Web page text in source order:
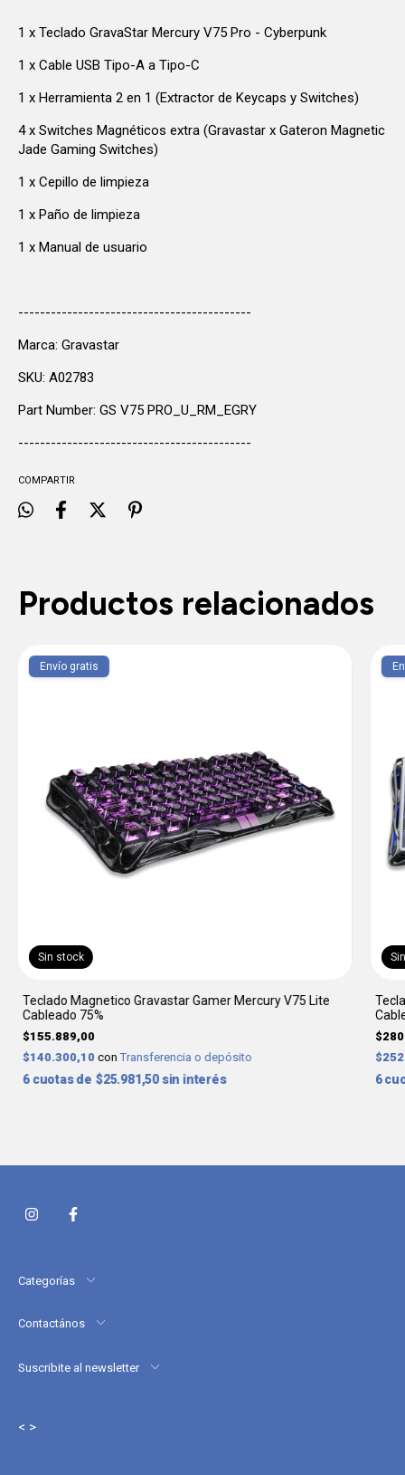
1 x Teclado GravaStar Mercury V75 Pro - Cyberpunk
1 x Cable USB Tipo-A a Tipo-C
1 x Herramienta 2 en 1 (Extractor de Keycaps y Switches)
4 x Switches Magnéticos extra (Gravastar x Gateron Magnetic
Jade Gaming Switches)
1 x Cepillo de limpieza
1 x Paño de limpieza
1 x Manual de usuario
-------------------------------------------
Marca: Gravastar
SKU: A02783
Part Number: GS V75 PRO_U_RM_EGRY
-------------------------------------------
COMPARTIR
Productos relacionados
Sin stock
Envío gratis
Teclado Magnetico Gravastar Gamer Mercury V75 Lite
Cableado 75%
$155.889,00
$140.300,10 con Transferencia o depósito
6 $25.981,50 sin interés 6
Categorías
Contactános
Suscribite al newsletter
< >